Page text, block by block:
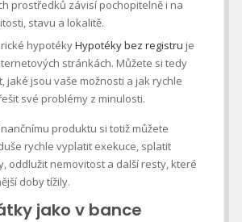
prostředků závisí pochopitelně i na
stavu a lokalitě.
hypotékyHypotéky bez registru je
stránkách. Můžete si tedy
jaké jsou vaše možnosti a jak rychle
své problémy z minulosti.
produktu si totiž můžete
rychle vyplatit exekuce, splatit
oddlužit nemovitost a další resty, které
doby tížily.
jako v bance